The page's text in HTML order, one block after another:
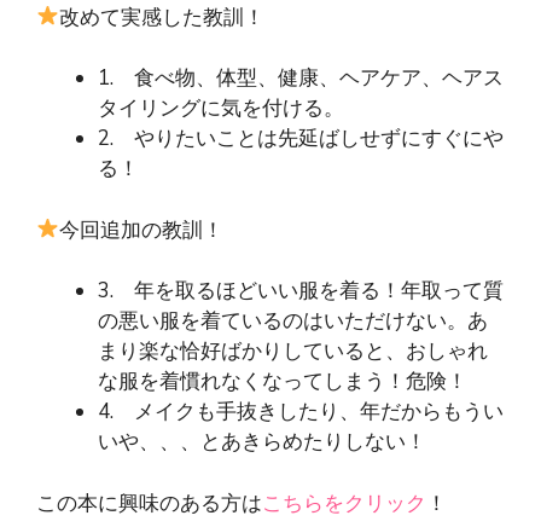
改めて実感した教訓！
1. 食べ物、体型、健康、ヘアケア、ヘアス
タイリングに気を付ける。
2. やりたいことは先延ばしせずにすぐにや
る！
今回追加の教訓！
3. 年を取るほどいい服を着る！年取って質
の悪い服を着ているのはいただけない。あ
まり楽な恰好ばかりしていると、おしゃれ
な服を着慣れなくなってしまう！危険！
4. メイクも手抜きしたり、年だからもうい
いや、、、とあきらめたりしない！
この本に興味のある方はこちらをクリック ！